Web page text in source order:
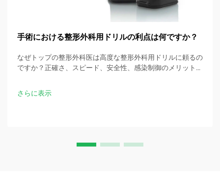
手術における整形外科用ドリルの利点は何ですか？
なぜトップの整形外科医は高度な整形外科用ドリルに頼るの
ですか？正確さ、スピード、安全性、感染制御のメリットを
ロードしてください。
さらに表示